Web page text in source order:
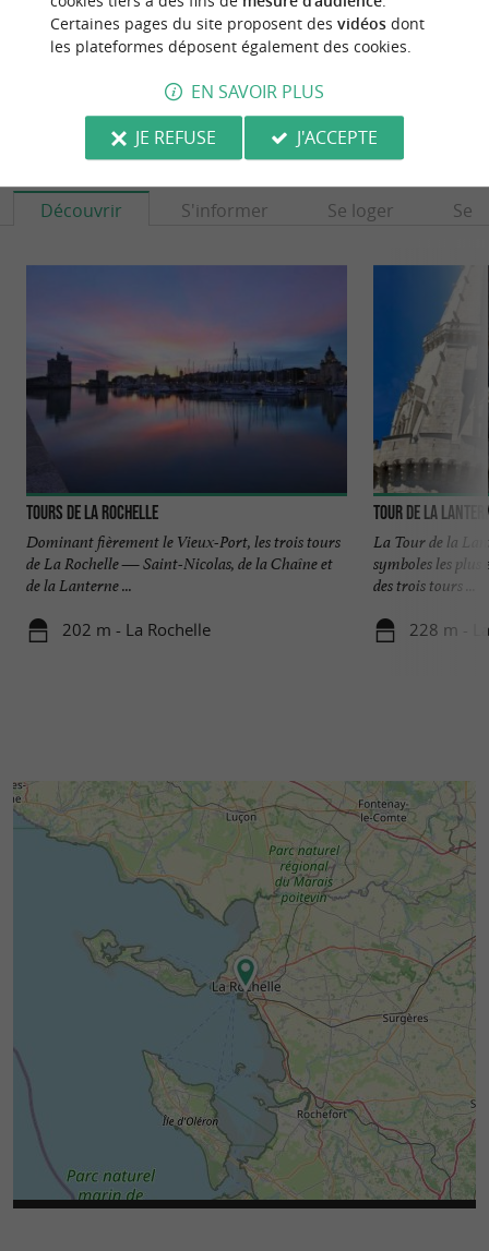
À DÉCOUVRIR AUX ALENTOURS
Découvrir S'informer Se loger Se
Tours de La Rochelle
Dominant fièrement le Vieux-Port, les trois tours
de La Rochelle — Saint-Nicolas, de la Chaîne et
de la Lanterne ...
202 m - La Rochelle
Tour de la
La Tour de la
symboles les
des trois tours ...
228 m -
Certaines pages du site proposent des vidéosdont
les plateformes déposent également des cookies.
EN SAVOIR PLUS
JE REFUSE
J'ACCEPTE